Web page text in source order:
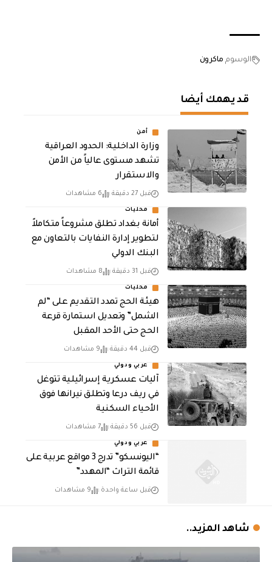
الوسوم ماكرون
قد يهمك أيضا
أمن
وزارة الداخلية: الحدود العراقية
تشهد مستوى عالياً من الأمن
والاستقرار
قبل 27 دقيقة 6 مشاهدات
محليات
أمانة بغداد تطلق مشروعاً متكاملاً
لتطوير إدارة النفايات بالتعاون مع
البنك الدولي
قبل 31 دقيقة 8 مشاهدات
محليات
هيئة الحج تمدد التقديم على “لم
الشمل” وتعديل استمارة قرعة
الحج حتى الأحد المقبل
قبل 44 دقيقة 9 مشاهدات
عربي ودولي
آليات عسكرية إسرائيلية تتوغل
في ريف درعا وتطلق نيرانها فوق
الأحياء السكنية
قبل 56 دقيقة 7 مشاهدات
عربي ودولي
“اليونسكو” تدرج 3 مواقع عربية على
قائمة التراث “المهدد”
قبل ساعة واحدة 9 مشاهدات
شاهد المزيد..